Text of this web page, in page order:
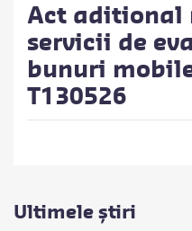
Act aditional
servicii de
bunuri
T130526
Ultimele știri